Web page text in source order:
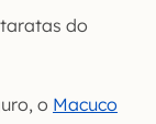
do
o Macuco